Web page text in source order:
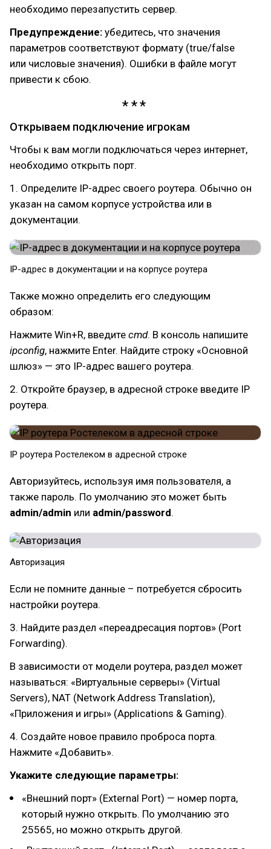
необходимо перезапустить сервер.
Предупреждение: убедитесь, что значения
параметров соответствуют формату (true/false
или числовые значения). Ошибки в файле могут
привести к сбою.
Открываем подключение игрокам
Чтобы к вам могли подключаться через интернет,
необходимо открыть порт.
1. Определите IP-адрес своего роутера. Обычно он
указан на самом корпусе устройства или в
документации.
IP-адрес в документации и на корпусе роутера
Также можно определить его следующим
образом:
Нажмите Win+R, введите cmd. В консоль напишите
ipconfig, нажмите Enter. Найдите строку «Основной
шлюз» — это IP-адрес вашего роутера.
2. Откройте браузер, в адресной строке введите IP
роутера.
IP роутера Ростелеком в адресной строке
Авторизуйтесь, используя имя пользователя, а
также пароль. По умолчанию это может быть
admin/admin или admin/password.
Авторизация
Если не помните данные – потребуется сбросить
настройки роутера.
3. Найдите раздел «переадресация портов» (Port
Forwarding).
В зависимости от модели роутера, раздел может
называться: «Виртуальные серверы» (Virtual
Servers), NAT (Network Address Translation),
«Приложения и игры» (Applications & Gaming).
4. Создайте новое правило проброса порта.
Нажмите «Добавить».
Укажите следующие параметры:
«Внешний порт» (External Port) — номер порта,
который нужно открыть. По умолчанию это
25565, но можно открыть другой.